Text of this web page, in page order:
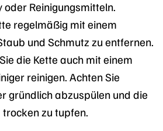
Reinigungsmitteln.
regelmäßig mit einem
und Schmutz zu entfernen.
die Kette auch mit einem
reinigen. Achten Sie
gründlich abzuspülen und die
zu tupfen.